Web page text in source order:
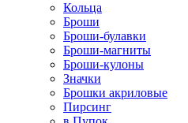
Кольца
Броши
Броши-булавки
Броши-магниты
Броши-кулоны
Значки
Брошки акриловые
Пирсинг